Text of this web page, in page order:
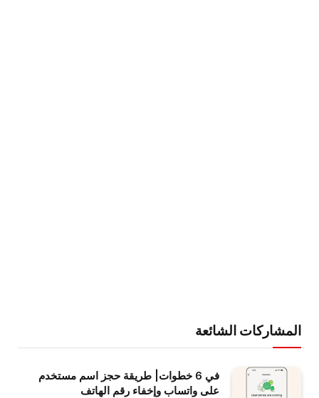
المشاركات الشائعة
في 6 خطوات| طريقة حجز اسم مستخدم
على واتساب وإخفاء رقم الهاتف